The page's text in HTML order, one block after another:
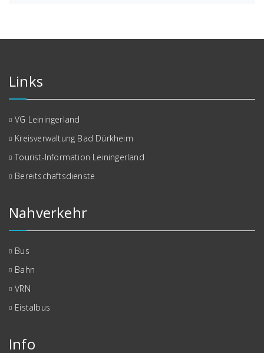
Links
VG Leiningerland
Kreisverwaltung Bad Dürkheim
Tourist-Information Leiningerland
Bereitschaftsdienste
Nahverkehr
Bus
Bahn
VRN
Eistalbus
Info